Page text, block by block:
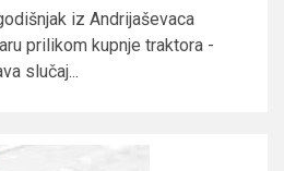
iz Andrijaševaca
prilikom kupnje traktora -
slučaj...